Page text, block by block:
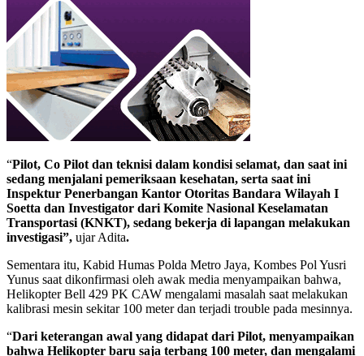
“Pilot, Co Pilot dan teknisi dalam kondisi selamat, dan saat ini
sedang menjalani pemeriksaan kesehatan, serta saat ini
Inspektur Penerbangan Kantor Otoritas Bandara Wilayah I
Soetta dan Investigator dari Komite Nasional Keselamatan
Transportasi (KNKT), sedang bekerja di lapangan melakukan
investigasi”, ujar Adita.
Sementara itu, Kabid Humas Polda Metro Jaya, Kombes Pol Yusri
Yunus saat dikonfirmasi oleh awak media menyampaikan bahwa,
Helikopter Bell 429 PK CAW mengalami masalah saat melakukan
kalibrasi mesin sekitar 100 meter dan terjadi trouble pada mesinnya.
“Dari keterangan awal yang didapat dari Pilot, menyampaikan
bahwa Helikopter baru saja terbang 100 meter, dan mengalami